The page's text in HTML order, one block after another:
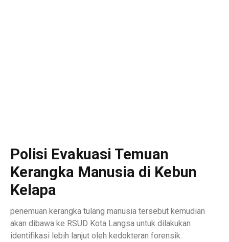
Polisi Evakuasi Temuan
Kerangka Manusia di Kebun
Kelapa
penemuan kerangka tulang manusia tersebut kemudian
akan dibawa ke RSUD Kota Langsa untuk dilakukan
identifikasi lebih lanjut oleh kedokteran forensik.